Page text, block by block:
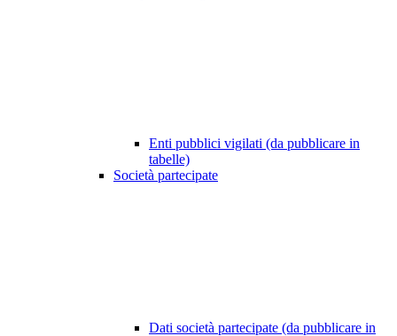
Enti pubblici vigilati (da pubblicare in
tabelle)
Società partecipate
Dati società partecipate (da pubblicare in